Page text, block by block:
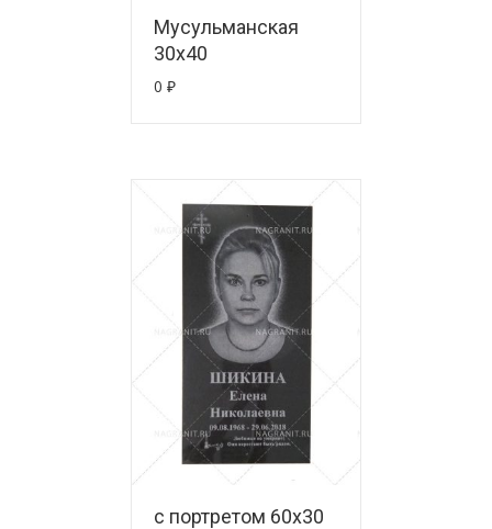
Мусульманская
30х40
0 ₽
с портретом 60х30